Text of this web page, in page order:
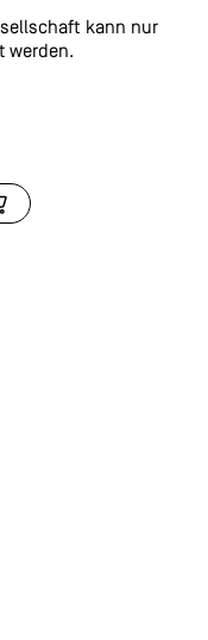
kann nur
werden.